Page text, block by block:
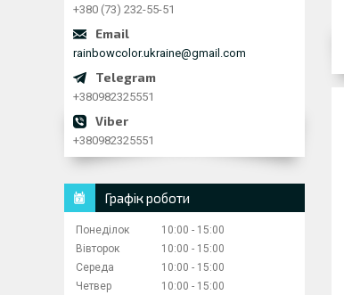
+380 (73) 232-55-51
rainbowcolor.ukraine@gmail.com
+380982325551
+380982325551
Графік роботи
Понеділок 10:00
15:00
Вівторок
10:00
15:00
Середа
10:00
15:00
Четвер
10:00
15:00